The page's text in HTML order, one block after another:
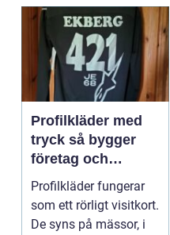
Profilkläder med
tryck så bygger
företag och
klubbar en
starkare identitet
Profilkläder fungerar
som ett rörligt visitkort.
De syns på mässor, i